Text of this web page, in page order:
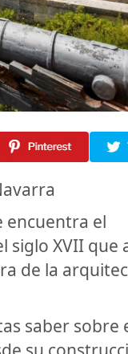
encuentra el
siglo XVII que
de la
saber sobre